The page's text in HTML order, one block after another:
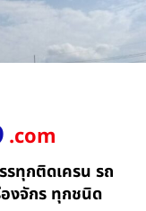
.com
รทุกติดเครน รถ
องจักร ทุกชนิด